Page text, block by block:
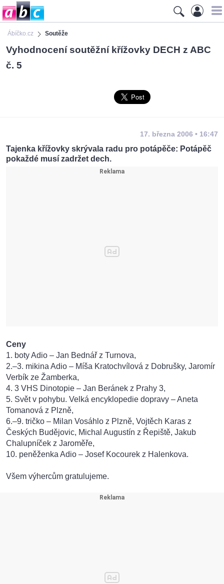
Ábíčko.cz Soutěže
Vyhodnocení soutěžní křížovky DECH z ABC
č. 5
17. března 2006 • 16:47
Tajenka křížovky skrývala radu pro potápěče: Potápěč
pokaždé musí zadržet dech.
Ceny
1. boty Adio – Jan Bednář z Turnova,
2.–3. mikina Adio – Míša Kratochvílová z Dobrušky, Jaromír
Verbík ze Žamberka,
4. 3 VHS Dinotopie – Jan Beránek z Prahy 3,
5. Svět v pohybu. Velká encyklopedie dopravy – Aneta
Tomanová z Plzně,
6.–9. tričko – Milan Vosáhlo z Plzně, Vojtěch Karas z
Českých Budějovic, Michal Augustín z Řepiště, Jakub
Chalupníček z Jaroměře,
10. peněženka Adio – Josef Kocourek z Halenkova.
Všem výhercům gratulujeme.